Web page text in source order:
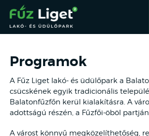
Programok
A Fűz Liget lakó- és üdülőpark a
csücskének egyik tradicionális
Balatonfűzfőn kerül kialakításra. A
adottságú részén, a Fűzfői-öböl
A várost könnyű megközelíthetőség,